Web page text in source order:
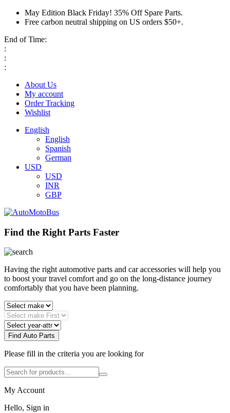
May Edition Black Friday! 35% Off Spare Parts.
Free carbon neutral shipping on US orders $50+.
End of Time:
:
:
:
About Us
My account
Order Tracking
Wishlist
English
English
Spanish
German
USD
USD
INR
GBP
Find the Right Parts Faster
Having the right automotive parts and car accessories will help you
to boost your travel comfort and go on the long-distance journey
comfortably that you have been planning.
Find Auto Parts
Please fill in the criteria you are looking for
My Account
Hello, Sign in